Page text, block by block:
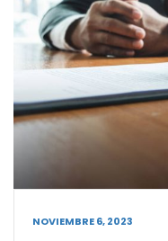
NOVIEMBRE 6, 2023